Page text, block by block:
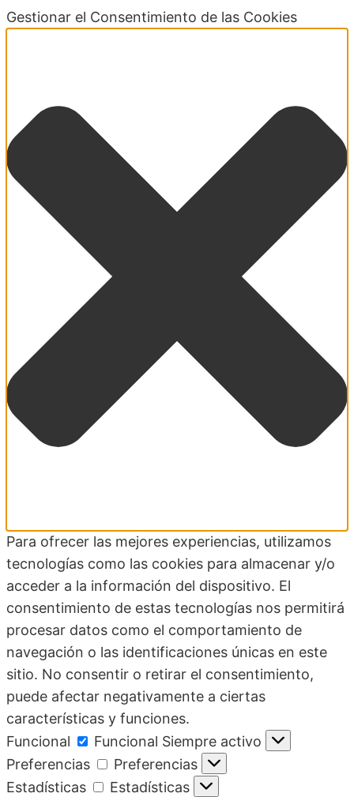
Gestionar el Consentimiento de las Cookies
Para ofrecer las mejores experiencias, utilizamos
tecnologías como las cookies para almacenar y/o
acceder a la información del dispositivo. El
consentimiento de estas tecnologías nos permitirá
procesar datos como el comportamiento de
navegación o las identificaciones únicas en este
sitio. No consentir o retirar el consentimiento,
puede afectar negativamente a ciertas
características y funciones.
Funcional
Funcional Siempre activo
Preferencias
Preferencias
Estadísticas
Estadísticas